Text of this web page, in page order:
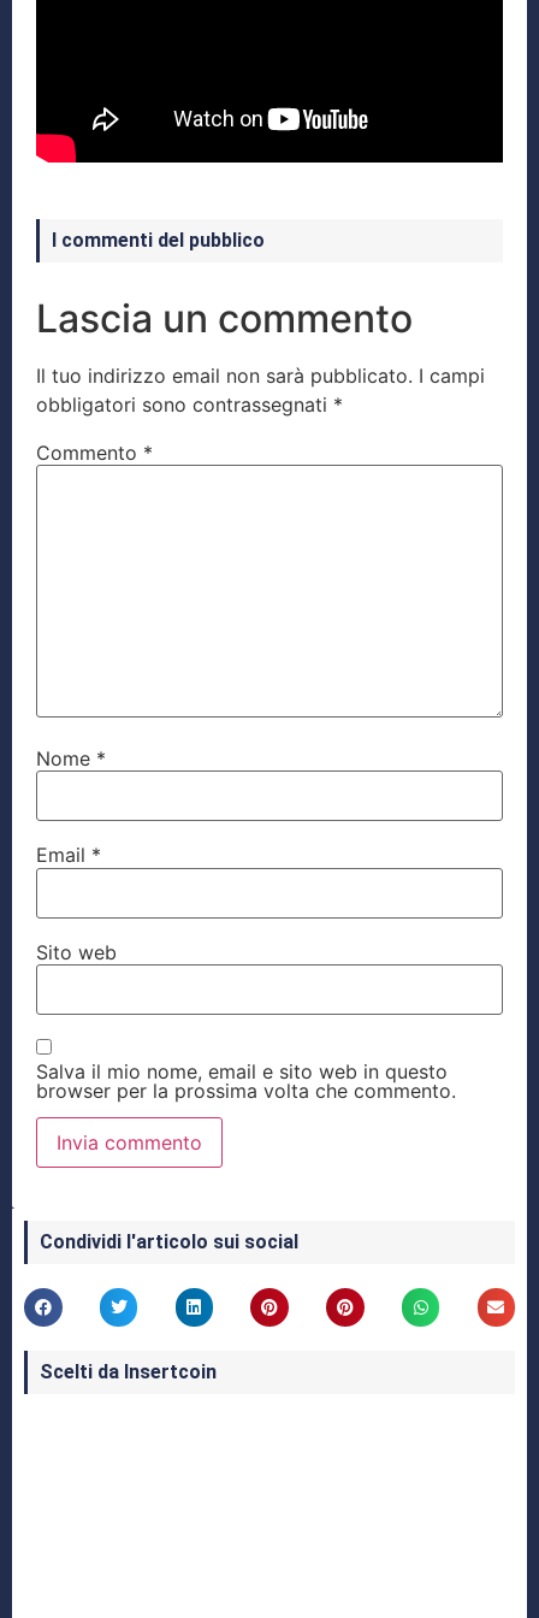
I commenti del pubblico
Lascia un commento
Il tuo indirizzo email non sarà pubblicato. I campi
obbligatori sono contrassegnati *
Commento *
Nome *
Email *
Sito web
Salva il mio nome, email e sito web in questo
browser per la prossima volta che commento.
Condividi l'articolo sui social
Scelti da Insertcoin